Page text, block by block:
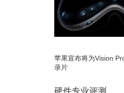
苹果宣布将为Vision
录片
硬件专业评测